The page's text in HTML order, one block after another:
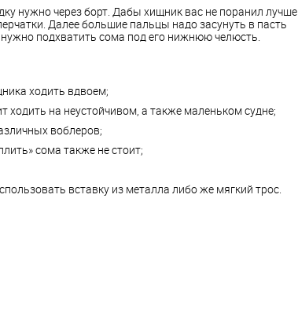
нужно через борт. Дабы хищник вас не поранил лучше
Далее большие пальцы надо засунуть в пасть
подхватить сома под его нижнюю челюсть.
ходить вдвоем;
ходить на неустойчивом, а также маленьком судне;
воблеров;
сома также не стоит;
вставку из металла либо же мягкий трос.